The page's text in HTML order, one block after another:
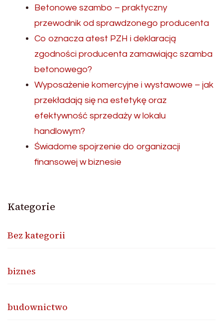
Betonowe szambo – praktyczny
przewodnik od sprawdzonego producenta
Co oznacza atest PZH i deklaracją
zgodności producenta zamawiając szamba
betonowego?
Wyposażenie komercyjne i wystawowe – jak
przekładają się na estetykę oraz
efektywność sprzedaży w lokalu
handlowym?
Świadome spojrzenie do organizacji
finansowej w biznesie
Kategorie
Bez kategorii
biznes
budownictwo